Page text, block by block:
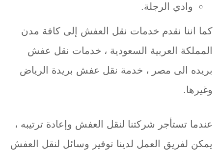
وادي الرجلة.
كما اننا نقدم خدمات نقل العفش إلى كافة مدن
المملكة العربية السعودية ، خدمات نقل عفش
بريده الى مصر ، خدمة نقل عفش بريدة الرياض
وغيرها.
عندما تستأجر شركتنا لنقل العفش وإعادة ترتيبه ،
يمكن لفريق العمل لدينا توفير وسائل لنقل العفش